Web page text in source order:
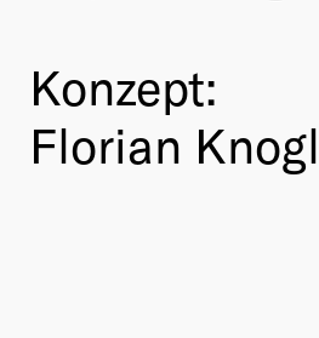
Konzept:
Florian